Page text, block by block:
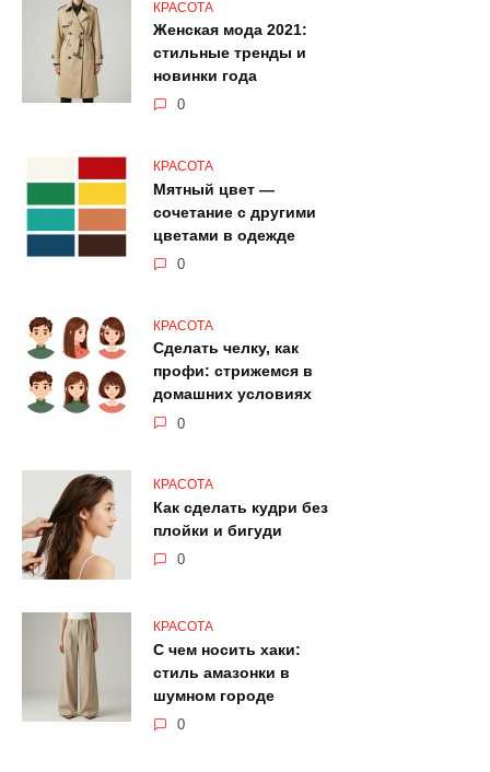
КРАСОТА
Женская мода 2021:
стильные тренды и
новинки года
0
КРАСОТА
Мятный цвет —
сочетание с другими
цветами в одежде
0
КРАСОТА
Сделать челку, как
профи: стрижемся в
домашних условиях
0
КРАСОТА
Как сделать кудри без
плойки и бигуди
0
КРАСОТА
С чем носить хаки:
стиль амазонки в
шумном городе
0